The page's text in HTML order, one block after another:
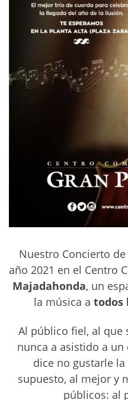
Nuestro Concierto
año 2021 en el Centro
Majadahonda, un
la música a todos
Al público fiel, al que
nunca a asistido a
dice no gustarle
supuesto, al mejor y
públicos: al